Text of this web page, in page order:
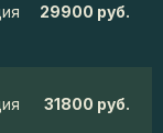
29900 руб.
31800 руб.